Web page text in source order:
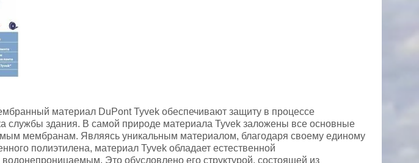
материал DuPont Tyvek обеспечивают защиту в процессе
службы здания. В самой природе материала Tyvek заложены все основные
мембранам. Являясь уникальным материалом, благодаря своему единому
полиэтилена, материал Tyvek обладает естественной
Это обусловлено его структурой, состоящей из